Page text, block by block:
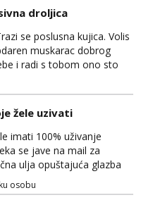
droljica
se poslusna kujica. Volis
muskarac dobrog
i radi s tobom ono sto
si van okvira,kinky i
25 godina max okvirno 40.
femy ko fol ljepotice me ne
i slicnima. Stop
Javi se sa slikom i
žele uzivati
imati 100% uživanje
se jave na mail za
ulja opuštajuća glazba
i ispuni si želje za dobro
osobu